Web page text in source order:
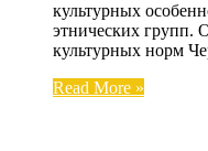
культурных
этнических групп.
культурных норм
Read More »